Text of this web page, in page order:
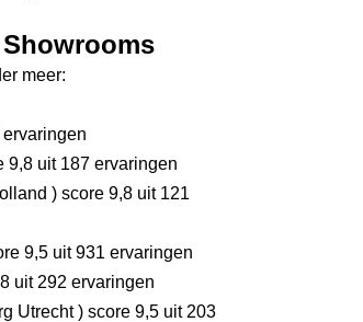
meer:
9,8 uit 187 ervaringen
) score 9,8 uit 121
9,5 uit 931 ervaringen
uit 292 ervaringen
Utrecht) score 9,5 uit 203